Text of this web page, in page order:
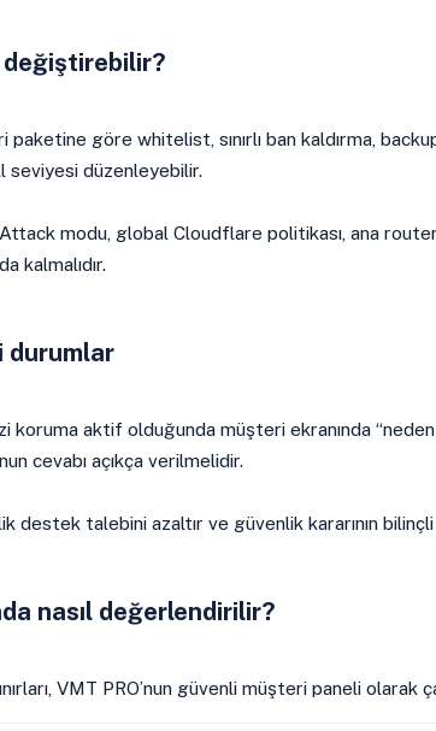
paketine göre whitelist, sınırlı ban kaldırma,
seviyesi düzenleyebilir.
modu, global Cloudflare politikası, ana
kalmalıdır.
durumlar
koruma aktif olduğunda müşteri ekranında
cevabı açıkça verilmelidir.
destek talebini azaltır ve güvenlik kararının
nasıl değerlendirilir?
VMT PRO’nun güvenli müşteri paneli olarak